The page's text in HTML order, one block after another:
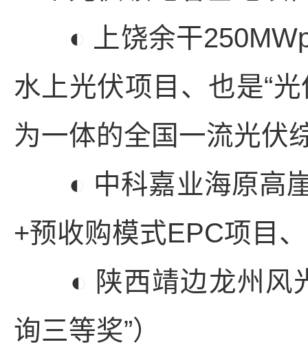
◐ 上饶余干250MWp
水上光伏项目、也是“
为一体的全国一流光伏
◐ 中科嘉业海原高崖
+预收购模式EPC项目
◐ 陕西靖边龙州风光
询三等奖”）